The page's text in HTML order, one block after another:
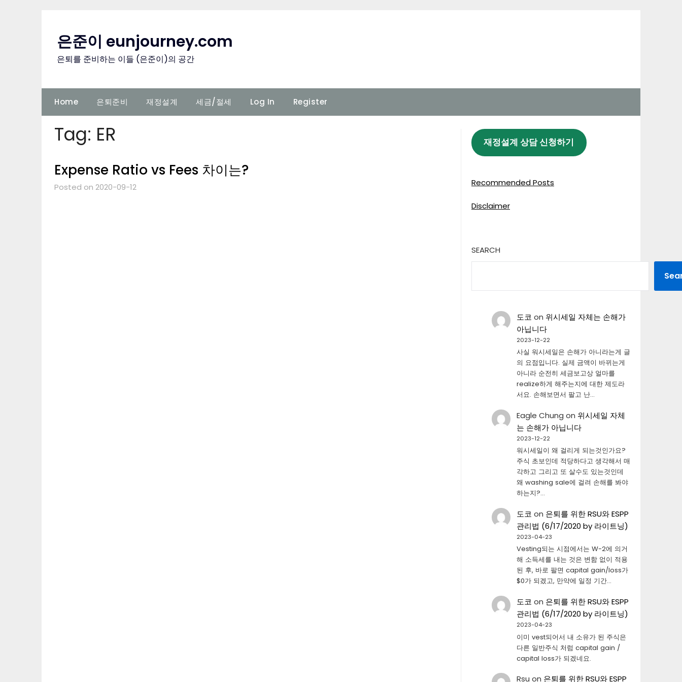
은준이 eunjourney.com
은퇴를 준비하는 이들 (은준이)의 공간
Home 은퇴준비 재정설계 세금/절세 Log In Register
Tag: ER
Expense Ratio vs Fees 차이는?
Posted on 2020-09-12
재정설계 상담 신청하기
Recommended Posts
Disclaimer
SEARCH
도코 on 위시세일 자체는 손해가
아닙니다
2023-12-22
사실 워시세일은 손해가 아니라는게 글
의 요점입니다. 실제 금액이 바뀌는게
아니라 순전히 세금보고상 얼마를
realize하게 해주는지에 대한 제도라
서요. 손해보면서 팔고 난…
Eagle Chung on 위시세일 자체
는 손해가 아닙니다
2023-12-22
워시세일이 왜 걸리게 되는것인가요?
주식 초보인데 적당하다고 생각해서 매
각하고 그리고 또 살수도 있는것인데
왜 washing sale에 걸려 손해를 봐야
하는지?…
도코 on 은퇴를 위한 RSU와 ESPP
관리법 (6/17/2020 by 라이트닝)
2023-04-23
Vesting되는 시점에서는 W-2에 의거
해 소득세를 내는 것은 변함 없이 적용
된 후, 바로 팔면 capital gain/loss가
$0가 되겠고, 만약에 일정 기간…
도코 on 은퇴를 위한 RSU와 ESPP
관리법 (6/17/2020 by 라이트닝)
2023-04-23
이미 vest되어서 내 소유가 된 주식은
다른 일반주식 처럼 capital gain /
capital loss가 되겠네요.
Rsu on 은퇴를 위한 RSU와 ESPP